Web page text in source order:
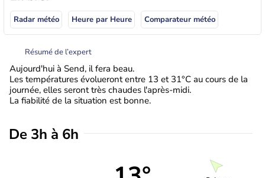
Radar météo Heure par Heure Comparateur météo
Résumé de l’expert
Aujourd'hui à Send, il fera beau.
Les températures évolueront entre 13 et 31°C au cours de la
journée, elles seront très chaudes l'après-midi.
La fiabilité de la situation est bonne.
De 3h à 6h